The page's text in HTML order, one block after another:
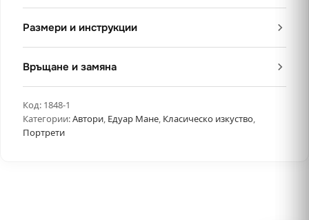
Размери и инструкции
Връщане и замяна
Код: 1848-1
Категории:Автори, Едуар Мане, Класическо изкуство,
Портрети